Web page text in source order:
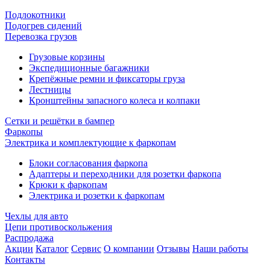
Подлокотники
Подогрев сидений
Перевозка грузов
Грузовые корзины
Экспедиционные багажники
Крепёжные ремни и фиксаторы груза
Лестницы
Кронштейны запасного колеса и колпаки
Сетки и решётки в бампер
Фаркопы
Электрика и комплектующие к фаркопам
Блоки согласования фаркопа
Адаптеры и переходники для розетки фаркопа
Крюки к фаркопам
Электрика и розетки к фаркопам
Чехлы для авто
Цепи противоскольжения
Распродажа
Акции Каталог Сервис О компании Отзывы Наши работы
Контакты